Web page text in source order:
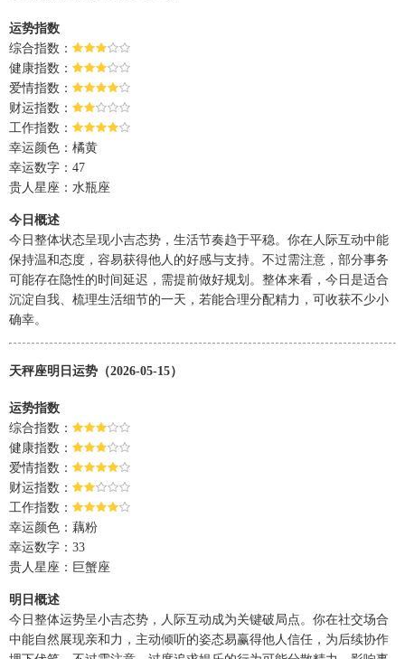
运势指数
综合指数：
健康指数：
爱情指数：
财运指数：
工作指数：
幸运颜色：橘黄
幸运数字：47
贵人星座：水瓶座
今日概述
今日整体状态呈现小吉态势，生活节奏趋于平稳。你在人际互动中能
保持温和态度，容易获得他人的好感与支持。不过需注意，部分事务
可能存在隐性的时间延迟，需提前做好规划。整体来看，今日是适合
沉淀自我、梳理生活细节的一天，若能合理分配精力，可收获不少小
确幸。
天秤座明日运势（2026-05-15）
运势指数
综合指数：
健康指数：
爱情指数：
财运指数：
工作指数：
幸运颜色：藕粉
幸运数字：33
贵人星座：巨蟹座
明日概述
今日整体运势呈小吉态势，人际互动成为关键破局点。你在社交场合
中能自然展现亲和力，主动倾听的姿态易赢得他人信任，为后续协作